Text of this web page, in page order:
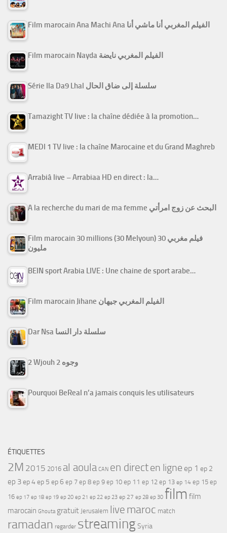
Film marocain Ana Machi Ana الفيلم المغربي أنا ماشي أنا
Film marocain Nayda الفيلم المغربي نايضة
Série Ila Da9 Lhal سلسلة إلى ضاق الحال
Tamazight TV live : la chaîne dédiée à la promotion…
MEDI 1 TV live : la chaîne Marocaine et du Grand Maghreb
Arrabiâ live – Arrabiaa HD en direct : la…
A la recherche du mari de ma femme البحث عن زوج امرأتي
Film marocain 30 millions (30 Melyoun) فيلم مغربي 30
مليون
BEIN sport Arabia LIVE : Une chaine de sport arabe…
Film marocain Jihane الفيلم المغربي جيهان
Dar Nsa سلسلة دار النسا
2 Wjouh 2 وجوه
Pourquoi BeReal n’a jamais conquis les utilisateurs
ÉTIQUETTES
2M 2015 2016 al aoula CAN en directen ligne ep 1 ep 2
ep 3ep 4ep 5 ep 6 ep 7 ep 8 ep 9 ep 10 ep 11 ep 12 ep 13 ep 14 ep 15 ep
16 ep 17 ep 18 ep 19 ep 20 ep 21 ep 22 ep 23 ep 27 ep 28 ep 30 film film
marocain Ghouta gratuit Jerusalem live maroc match
ramadan regarder streamingSyria